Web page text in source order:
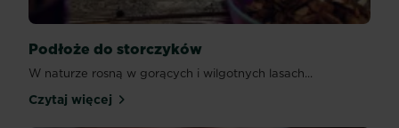
Podłoże do storczyków
W naturze rosną w gorących i wilgotnych lasach...
Czytaj więcejPodłoże do storczyków